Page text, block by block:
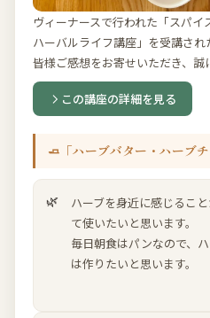
ヴィーナースで行われた「スパイ
ハーバルライフ講座」を受講され
皆様ご感想をお寄せいただき、誠
この講座の詳細を見る
🧈「ハーブバター・ハーブ
ハーブを身近に感じるこ
て使いたいと思います。
毎日朝食はパンなので、
は作りたいと思います。